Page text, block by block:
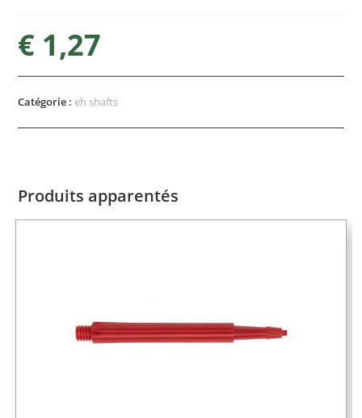
€ 1,27
Catégorie : eh shafts
Produits apparentés